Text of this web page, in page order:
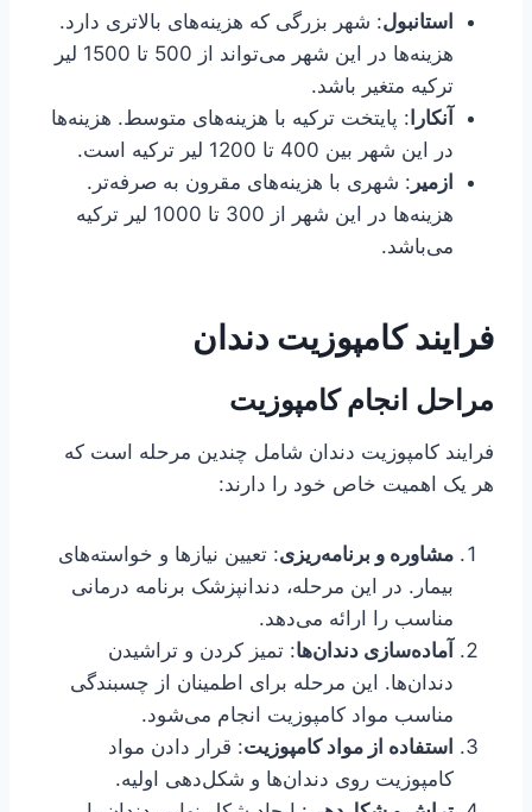
استانبول: شهر بزرگی که هزینه‌های بالاتری دارد.
هزینه‌ها در این شهر می‌تواند از 500 تا 1500 لیر
ترکیه متغیر باشد.
آنکارا : پایتخت ترکیه با هزینه‌های متوسط. هزینه‌ها
در این شهر بین 400 تا 1200 لیر ترکیه است.
ازمیر : شهری با هزینه‌های مقرون به صرفه‌تر.
هزینه‌ها در این شهر از 300 تا 1000 لیر ترکیه
می‌باشد.
فرایند کامپوزیت دندان
مراحل انجام کامپوزیت
فرایند کامپوزیت دندان شامل چندین مرحله است که
هر یک اهمیت خاص خود را دارند:
مشاوره و برنامه‌ریزی: تعیین نیازها و خواسته‌های
بیمار. در این مرحله، دندانپزشک برنامه درمانی
مناسب را ارائه می‌دهد.
آماده‌سازی دندان‌ها: تمیز کردن و تراشیدن
دندان‌ها. این مرحله برای اطمینان از چسبندگی
مناسب مواد کامپوزیت انجام می‌شود.
استفاده از مواد کامپوزیت: قرار دادن مواد
کامپوزیت روی دندان‌ها و شکل‌دهی اولیه.